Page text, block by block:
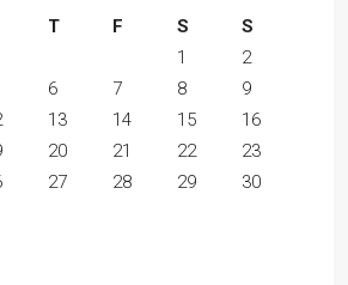
T F S
S
1
2
6 7 8
9
13 14 15
16
20 21 22
23
27 28 29
30